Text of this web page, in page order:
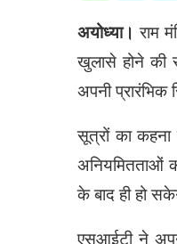
अयोध्या। राम
खुलासे होने की
अपनी प्रारंभिक
सूत्रों का
अनियमितताओं
के बाद ही हो
एसआईटी ने